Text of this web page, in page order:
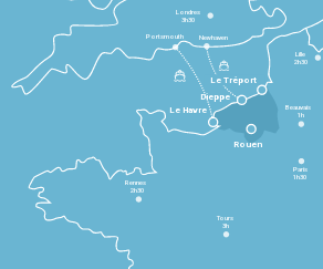
Le Havre
Dieppe
Le Tréport
Rennes
2h30
Tours
3h
Paris
1h30
Beauvais
1h
Lille
2h30
Londres
3h30
Newhaven
Portsmouth
Rouen